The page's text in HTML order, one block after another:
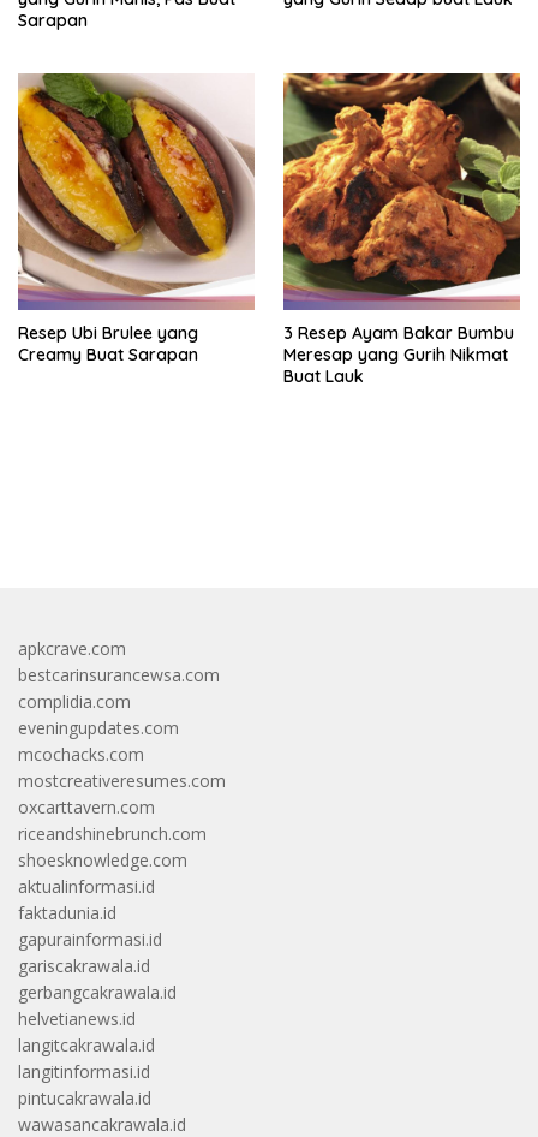
Sarapan
Resep Ubi Brulee yang
Creamy Buat Sarapan
3 Resep Ayam Bakar Bumbu
Meresap yang Gurih Nikmat
Buat Lauk
apkcrave.com
bestcarinsurancewsa.com
complidia.com
eveningupdates.com
mcochacks.com
mostcreativeresumes.com
oxcarttavern.com
riceandshinebrunch.com
shoesknowledge.com
aktualinformasi.id
faktadunia.id
gapurainformasi.id
gariscakrawala.id
gerbangcakrawala.id
helvetianews.id
langitcakrawala.id
langitinformasi.id
pintucakrawala.id
wawasancakrawala.id